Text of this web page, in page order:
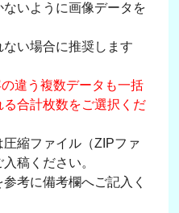
いように画像データを
い場合に推奨します
違う複数データも一括
合計枚数をご選択くだ
縮ファイル（ZIPファ
稿ください。
考に備考欄へご記入く